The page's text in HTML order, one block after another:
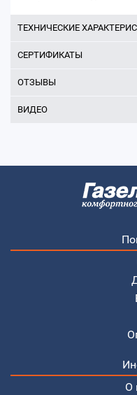
ТЕХНИЧЕСКИЕ
СЕРТИФИКАТЫ
ОТЗЫВЫ
ВИДЕО
О